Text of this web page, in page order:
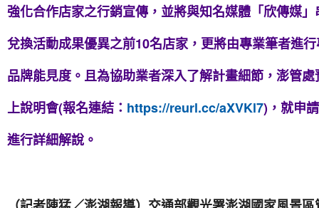
強化合作店家之行銷宣傳，並將與知名媒體「欣傳媒
兌換活動成果優異之前10名店家，更將由專業筆者進
品牌能見度。且為協助業者深入了解計畫細節，澎管
上說明會(報名連結： https://reurl.cc/aXVKl7)，就申
進行詳細解說。